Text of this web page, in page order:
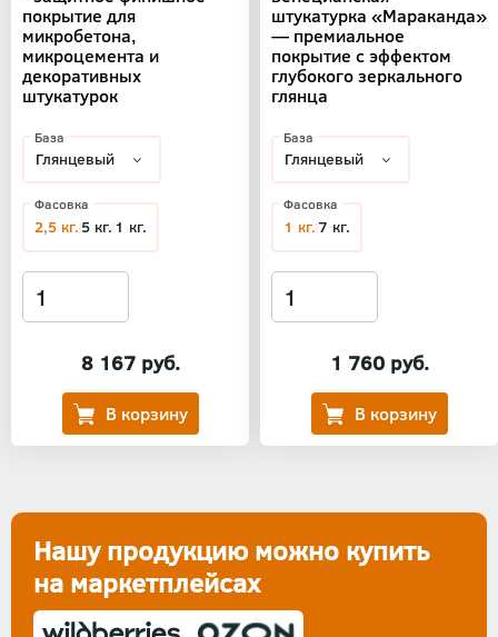
покрытие для
микробетона,
микроцемента и
декоративных
штукатурок
8 167 руб.
База
Фасовка
2,5 кг.5 кг. 1 кг.
штукатурка «Мараканда»
— премиальное
покрытие с эффектом
глубокого зеркального
глянца
1 760 руб.
База
Фасовка
1 кг.7 кг.
Нашу продукцию можно купить
на маркетплейсах